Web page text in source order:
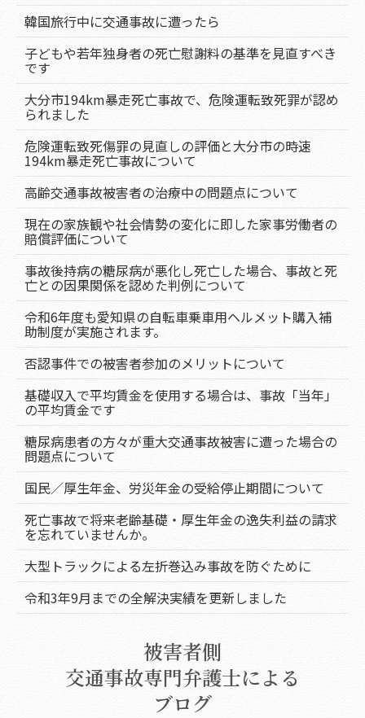
韓国旅行中に交通事故に遭ったら
子どもや若年独身者の死亡慰謝料の基準を見直すべき
です
大分市194km暴走死亡事故で、危険運転致死罪が認め
られました
危険運転致死傷罪の見直しの評価と大分市の時速
194km暴走死亡事故について
高齢交通事故被害者の治療中の問題点について
現在の家族観や社会情勢の変化に即した家事労働者の
賠償評価について
事故後持病の糖尿病が悪化し死亡した場合、事故と死
亡との因果関係を認めた判例について
令和6年度も愛知県の自転車乗車用ヘルメット購入補
助制度が実施されます。
否認事件での被害者参加のメリットについて
基礎収入で平均賃金を使用する場合は、事故「当年」
の平均賃金です
糖尿病患者の方々が重大交通事故被害に遭った場合の
問題点について
国民／厚生年金、労災年金の受給停止期間について
死亡事故で将来老齢基礎・厚生年金の逸失利益の請求
を忘れていませんか。
大型トラックによる左折巻込み事故を防ぐために
令和3年9月までの全解決実績を更新しました
被害者側
交通事故専門弁護士による
ブログ